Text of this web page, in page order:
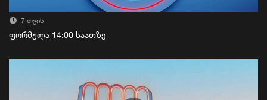
7 თვის
ფორმულა 14:00 საათზე